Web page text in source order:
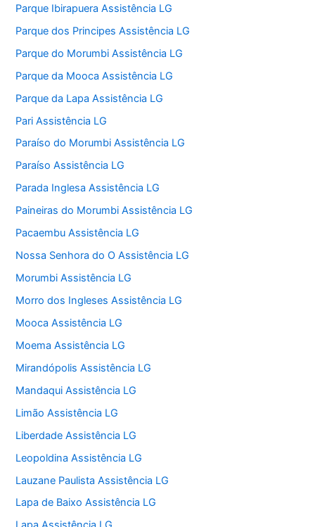
Parque Ibirapuera Assistência LG
Parque dos Principes Assistência LG
Parque do Morumbi Assistência LG
Parque da Mooca Assistência LG
Parque da Lapa Assistência LG
Pari Assistência LG
Paraíso do Morumbi Assistência LG
Paraíso Assistência LG
Parada Inglesa Assistência LG
Paineiras do Morumbi Assistência LG
Pacaembu Assistência LG
Nossa Senhora do O Assistência LG
Morumbi Assistência LG
Morro dos Ingleses Assistência LG
Mooca Assistência LG
Moema Assistência LG
Mirandópolis Assistência LG
Mandaqui Assistência LG
Limão Assistência LG
Liberdade Assistência LG
Leopoldina Assistência LG
Lauzane Paulista Assistência LG
Lapa de Baixo Assistência LG